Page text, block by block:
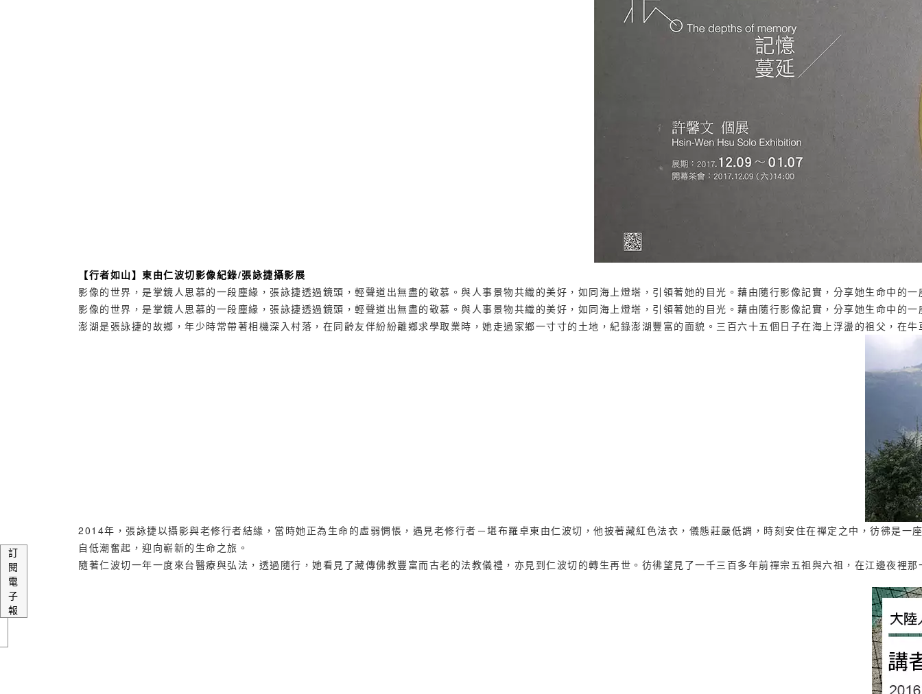
訂
閱
電
子
報
【行者如山】東由仁波切影像紀錄/張詠捷攝影展
影像的世界，是掌鏡人思慕的一段塵緣，張詠捷透過鏡頭，輕聲道出無盡的敬慕。與人事景物共織的美好，如同海上燈塔，引領著她的目光。藉由隨行影像記實，分享她生命中的
影像的世界，是掌鏡人思慕的一段塵緣，張詠捷透過鏡頭，輕聲道出無盡的敬慕。與人事景物共織的美好，如同海上燈塔，引領著她的目光。藉由隨行影像記實，分享她生命中的
澎湖是張詠捷的故鄉，年少時常帶著相機深入村落，在同齡友伴紛紛離鄉求學取業時，她走過家鄉一寸寸的土地，紀錄澎湖豐富的面貌。三百六十五個日子在海上浮盪的祖父，
2014年，張詠捷以攝影與老修行者結緣，當時她正為生命的虛弱惆悵，遇見老修行者－堪布羅卓東由仁波切，他披著藏紅色法衣，儀態莊嚴低調，時刻安住在禪定之中，彷彿
自低潮奮起，迎向嶄新的生命之旅。
隨著仁波切一年一度來台醫療與弘法，透過隨行，她看見了藏傳佛教豐富而古老的法教儀禮，亦見到仁波切的轉生再世。彷彿望見了一千三百多年前禪宗五祖與六祖，在江邊夜